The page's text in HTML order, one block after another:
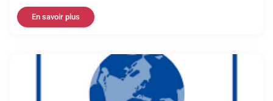
En savoir plus